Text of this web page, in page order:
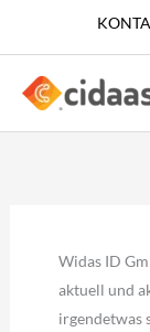
springen
Widas ID
aktuell und
irgendetwas